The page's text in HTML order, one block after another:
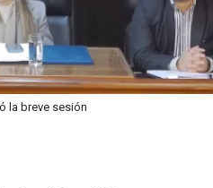
la breve sesión